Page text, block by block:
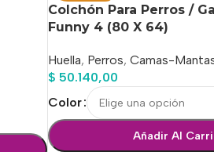
Colchón Para Perros /
Funny 4 (80 X 64)
Huella, Perros, Camas-
$ 50.140,00
Color
Añadir Al